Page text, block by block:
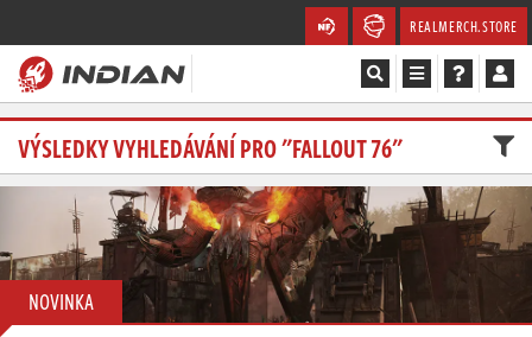
REALMERCH.STORE
Magazín
Recenze
Videa
Soutěže
VÝSLEDKY VYHLEDÁVÁNÍ PRO "FALLOUT 76"
NOVINKA